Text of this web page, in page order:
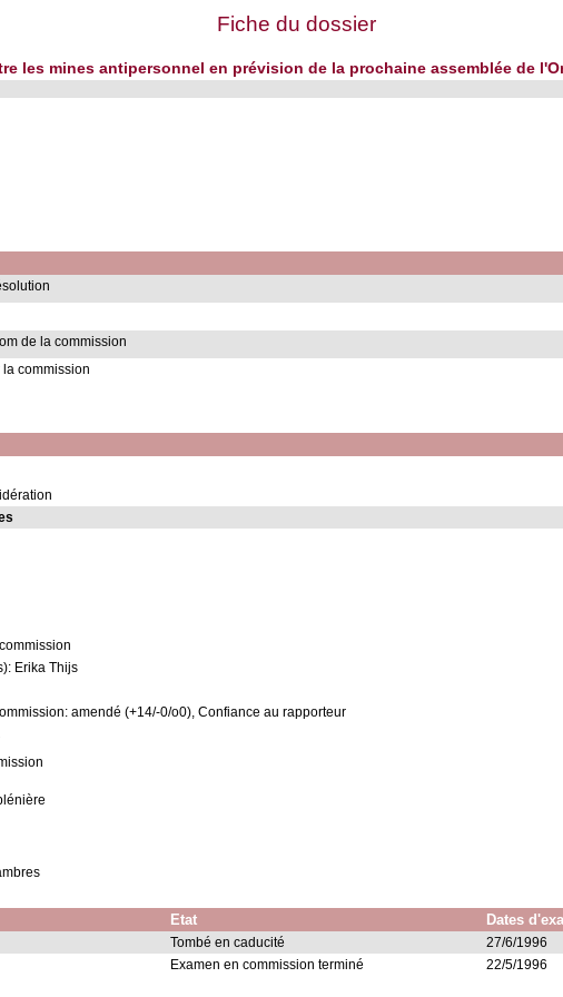
Fiche du dossier
les mines antipersonnel en prévision de la prochaine assemblée de
de la commission
la commission
Erika Thijs
amendé (+14/-0/o0), Confiance au rapporteur
Etat Dates
Tombé en caducité 27/6/1996
Examen en commission terminé 22/5/1996